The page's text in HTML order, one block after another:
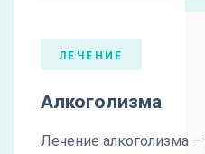
ЛЕЧЕНИЕ
Алкоголизма
Лечение алкоголизма